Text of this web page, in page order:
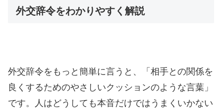
外交辞令をわかりやすく解説
外交辞令をもっと簡単に言うと、「相手との関係を
良くするためのやさしいクッションのような言葉」
です。人はどうしても本音だけではうまくいかない